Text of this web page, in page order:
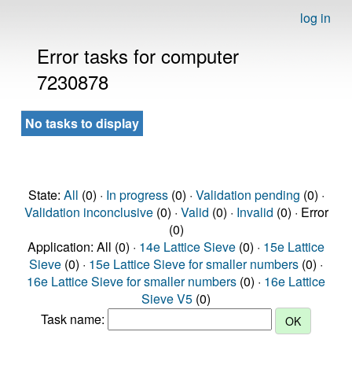
log in
Error tasks for computer
7230878
No tasks to display
State: All (0) · In progress(0) · Validation pending (0) ·
Validation inconclusive(0) · Valid (0) · Invalid (0) · Error
(0)
Application: All (0) · 14e Lattice Sieve (0) · 15e Lattice
Sieve (0) · 15e Lattice Sieve for smaller numbers (0) ·
16e Lattice Sieve for smaller numbers (0) · 16e Lattice
Sieve V5 (0)
Task name: